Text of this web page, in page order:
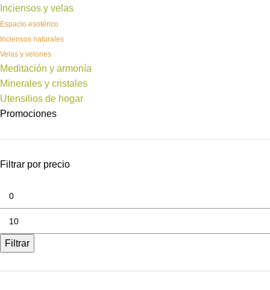
Inciensos y velas
Espacio esotérico
Inciensos naturales
Velas y velones
Meditación y armonía
Minerales y cristales
Utensilios de hogar
Promociones
Filtrar por precio
Filtrar